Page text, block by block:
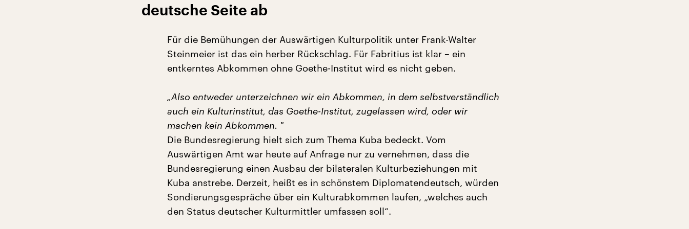
deutsche Seite ab
Für die Bemühungen der Auswärtigen Kulturpolitik unter Frank-Walter
Steinmeier ist das ein herber Rückschlag. Für Fabritius ist klar – ein
entkerntes Abkommen ohne Goethe-Institut wird es nicht geben.
„Also entweder unterzeichnen wir ein Abkommen, in dem selbstverständlich
auch ein Kulturinstitut, das Goethe-Institut, zugelassen wird, oder wir
machen kein Abkommen. "
Die Bundesregierung hielt sich zum Thema Kuba bedeckt. Vom
Auswärtigen Amt war heute auf Anfrage nur zu vernehmen, dass die
Bundesregierung einen Ausbau der bilateralen Kulturbeziehungen mit
Kuba anstrebe. Derzeit, heißt es in schönstem Diplomatendeutsch, würden
Sondierungsgespräche über ein Kulturabkommen laufen, „welches auch
den Status deutscher Kulturmittler umfassen soll“.